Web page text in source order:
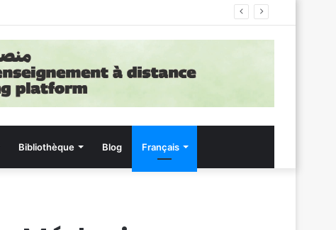
Bibliothèque Blog Français